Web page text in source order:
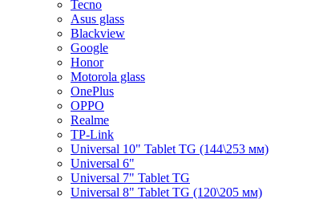
Tecno
Asus glass
Blackview
Google
Honor
Motorola glass
OnePlus
OPPO
Realme
TP-Link
Universal 10" Tablet TG (144\253 мм)
Universal 6"
Universal 7" Tablet TG
Universal 8" Tablet TG (120\205 мм)